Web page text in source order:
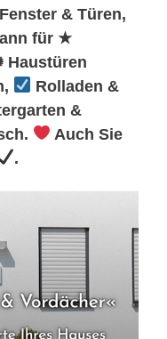
& Türen,
für ★
Haustüren
Rolladen &
&
Auch Sie
.